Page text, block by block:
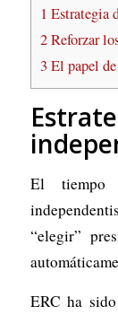
1 Estrategia
2Reforzar
3 El papel
El tiempo
“elegir”
ERC ha